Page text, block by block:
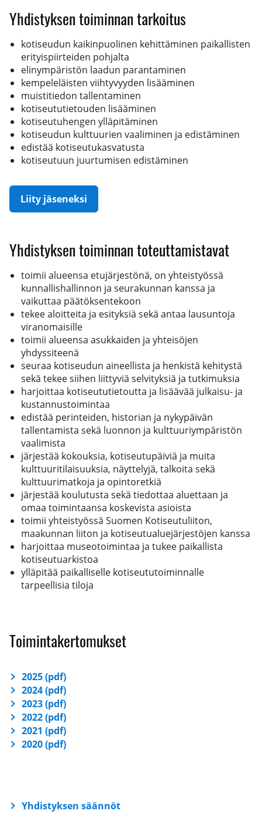
Yhdistyksen toiminnan tarkoitus
kotiseudun kaikinpuolinen kehittäminen paikallisten
erityispiirteiden pohjalta
elinympäristön laadun parantaminen
kempeleläisten viihtyvyyden lisääminen
muistitiedon tallentaminen
kotiseututietouden lisääminen
kotiseutuhengen ylläpitäminen
kotiseudun kulttuurien vaaliminen ja edistäminen
edistää kotiseutukasvatusta
kotiseutuun juurtumisen edistäminen
Liity jäseneksi
Yhdistyksen toiminnan toteuttamistavat
toimii alueensa etujärjestönä, on yhteistyössä
kunnallishallinnon ja seurakunnan kanssa ja
vaikuttaa päätöksentekoon
tekee aloitteita ja esityksiä sekä antaa lausuntoja
viranomaisille
toimii alueensa asukkaiden ja yhteisöjen
yhdyssiteenä
seuraa kotiseudun aineellista ja henkistä kehitystä
sekä tekee siihen liittyviä selvityksiä ja tutkimuksia
harjoittaa kotiseututietoutta ja lisäävää julkaisu- ja
kustannustoimintaa
edistää perinteiden, historian ja nykypäivän
tallentamista sekä luonnon ja kulttuuriympäristön
vaalimista
järjestää kokouksia, kotiseutupäiviä ja muita
kulttuuritilaisuuksia, näyttelyjä, talkoita sekä
kulttuurimatkoja ja opintoretkiä
järjestää koulutusta sekä tiedottaa aluettaan ja
omaa toimintaansa koskevista asioista
toimii yhteistyössä Suomen Kotiseutuliiton,
maakunnan liiton ja kotiseutualuejärjestöjen kanssa
harjoittaa museotoimintaa ja tukee paikallista
kotiseutuarkistoa
ylläpitää paikalliselle kotiseututoiminnalle
tarpeellisia tiloja
Toimintakertomukset
2025 (pdf)
2024 (pdf)
2023 (pdf)
2022 (pdf)
2021 (pdf)
2020 (pdf)
Yhdistyksen säännöt